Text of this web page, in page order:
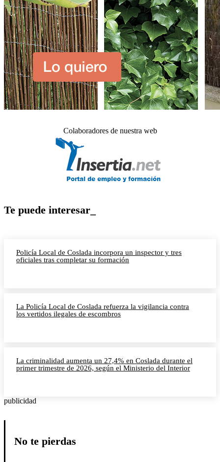
Colaboradores de nuestra web
Te puede interesar_
Policía Local de Coslada incorpora un inspector y tres
oficiales tras completar su formación
La Policía Local de Coslada refuerza la vigilancia contra
los vertidos ilegales de escombros
La criminalidad aumenta un 27,4% en Coslada durante el
primer trimestre de 2026, según el Ministerio del Interior
publicidad
No te pierdas